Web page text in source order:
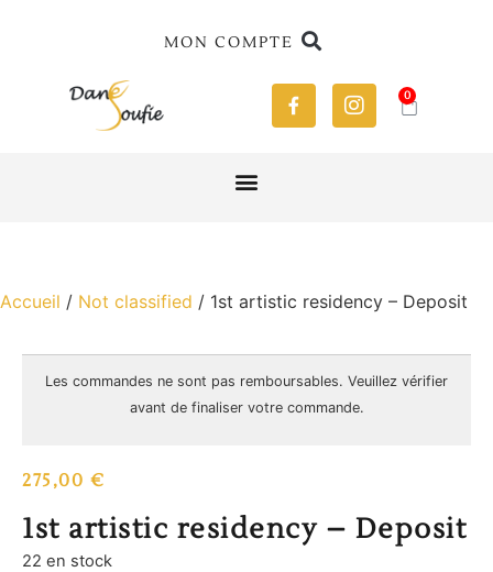
MON COMPTE
0
Accueil / Not classified / 1st artistic residency – Deposit
Les commandes ne sont pas remboursables. Veuillez vérifier
avant de finaliser votre commande.
275,00 €
1st artistic residency – Deposit
22 en stock